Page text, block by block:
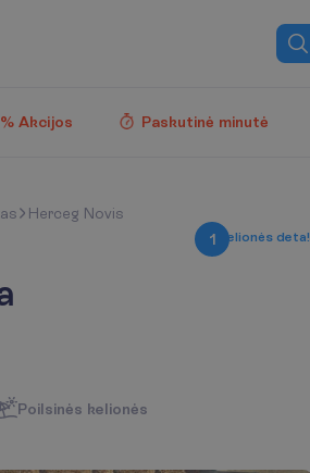
% Akcijos Paskutinė minutė
Herceg Novis
1 elionės detal
Poilsinės kelionės